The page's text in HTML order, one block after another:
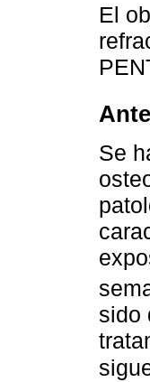
El
Se
sido